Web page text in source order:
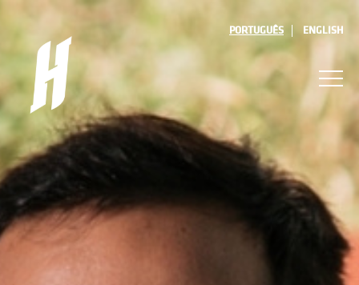
PORTUGUÊS ENGLISH